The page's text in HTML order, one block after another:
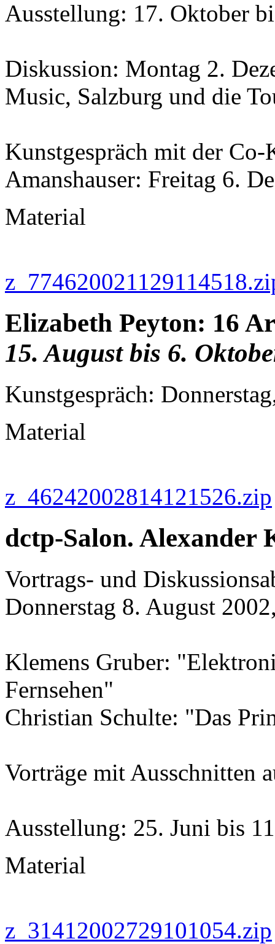
Ausstellung: 17. Oktober
Diskussion: Montag 2.
Music, Salzburg und die
Kunstgespräch mit der
Amanshauser: Freitag 6.
Material
Elizabeth Peyton: 16
15. August bis 6.
Kunstgespräch:
Material
z_46242002814121526.zip
dctp-Salon. Alexander
Vortrags- und
Donnerstag 8. August
Klemens Gruber:
Fernsehen"
Christian Schulte: "Das
Vorträge mit Ausschnitten
Ausstellung: 25. Juni bis
Material
z_31412002729101054.zip